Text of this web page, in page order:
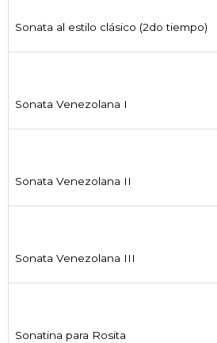
Sonata al estilo clásico (2do tiempo)
Sonata Venezolana I
Sonata Venezolana II
Sonata Venezolana III
Sonatina para Rosita